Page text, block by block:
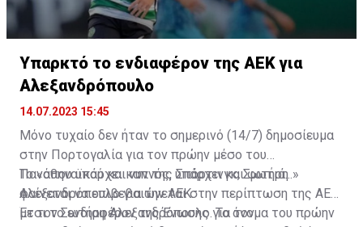
Υπαρκτό το ενδιαφέρον της ΑΕΚ για
Αλεξανδρόπουλο
14.07.2023 15:45
Μόνο τυχαίο δεν ήταν το σημερινό (14/7) δημοσίευμα
στην Πορτογαλία για τον πρώην μέσο του
Παναθηναϊκού και νυν της Σπόρτινγκ, Σωτήρη
Αλεξανδρόπουλο για την ΑΕΚ.
Το «όπου υπάρχει καπνός, υπάρχει και φωτιά...»
φαίνεται να επιβεβαιώνεται στην περίπτωση της ΑΕΚ
με τον Σωτήρη Αλεξανδρόπουλο. Το όνομα του πρώην
Έτσι το ενδιαφέρον της Ένωσης για τον